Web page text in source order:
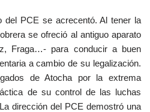
del PCE se acrecentó. Al tener la
se ofreció al antiguo aparato
Fraga…- para conducir a buen
a cambio de su legalización.
de Atocha por la extrema
de su control de las luchas
dirección del PCE demostró una